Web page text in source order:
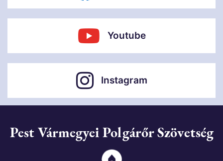
Youtube
Instagram
Pest Vármegyei Polgárőr Szövetség